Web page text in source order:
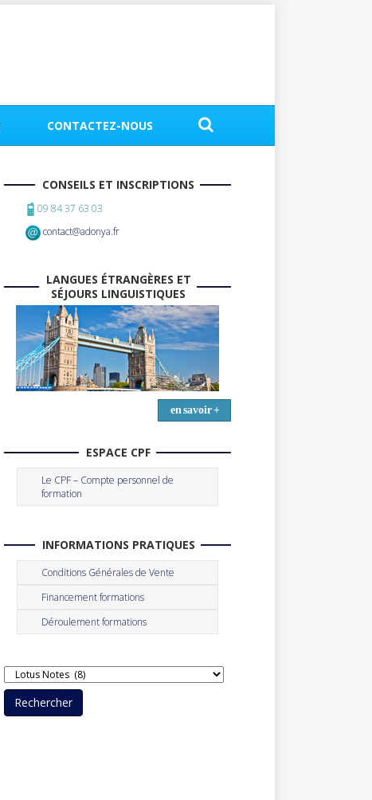
CONTACTEZ-NOUS
CONSEILS ET INSCRIPTIONS
09 84 37 63 03
contact@adonya.fr
LANGUES ÉTRANGÈRES ET
SÉJOURS LINGUISTIQUES
en savoir +
ESPACE CPF
Le CPF – Compte personnel de
formation
INFORMATIONS PRATIQUES
Conditions Générales de Vente
Financement formations
Déroulement formations